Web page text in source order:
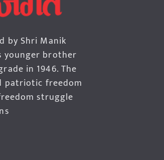
by Shri Manik
younger brother
in 1946. The
patriotic freedom
struggle